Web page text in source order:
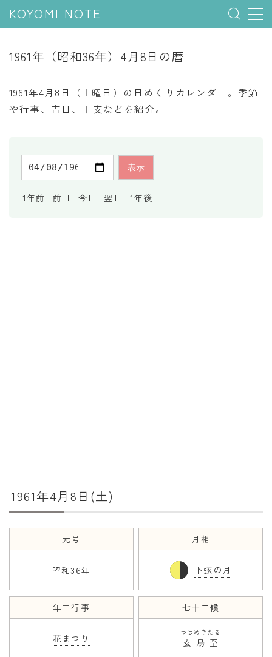
KOYOMI NOTE
五節句
二十四節気
二十八宿
二十七宿
誕生シンボル
年齢と学年
年齢・干支
子供のお祝い
1961年（昭和36年）4月8日の暦
1961年4月8日（土曜日）の日めくりカレンダー。季節
や行事、吉日、干支などを紹介。
1年前 前日 今日 翌日 1年後
1961年4月8日(土)
元号
昭和36年
月相
下弦の月
年中行事
花まつり
七十二候
玄鳥至
つばめきたる